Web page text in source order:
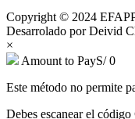
Copyright © 2024
Desarrolado por Deivid
×
Amount to PayS/0
Este método no permite
Debes escanear el